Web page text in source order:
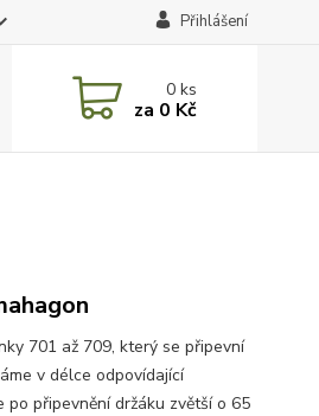
Přihlášení
0ks
za 0 Kč
701 až 709, který se připevní
v délce odpovídající
připevnění držáku zvětší o 65